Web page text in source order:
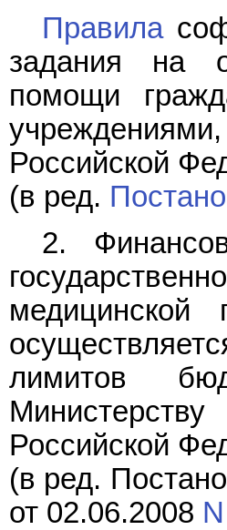
Правила
задания на
помощи
Российской
(в ред.
2.
медицинской
лимитов
Российской
(в ред.
от 02.06.2008